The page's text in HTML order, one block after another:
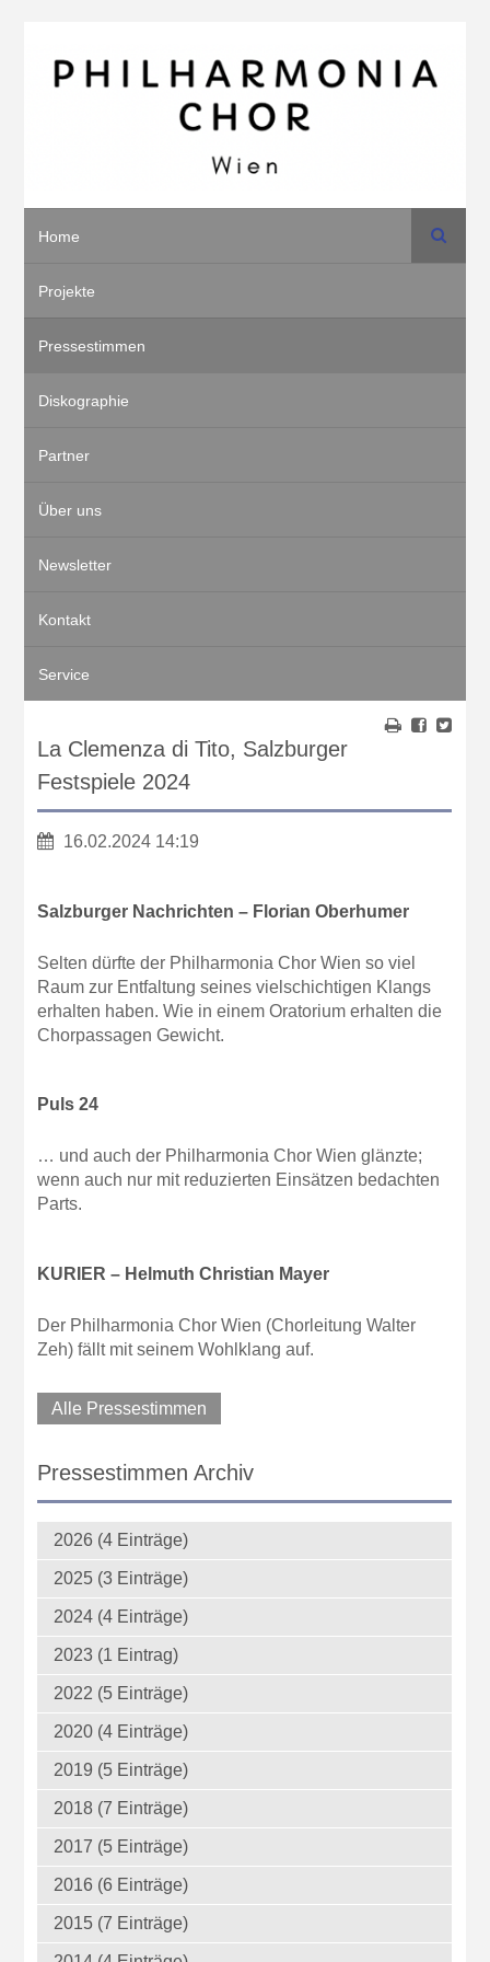
Home
Projekte
Pressestimmen
Diskographie
Partner
Über uns
Newsletter
Kontakt
Service
Suche
La Clemenza di Tito, Salzburger
Festspiele 2024
16.02.2024 14:19
Salzburger Nachrichten – Florian Oberhumer
Selten dürfte der Philharmonia Chor Wien so viel
Raum zur Entfaltung seines vielschichtigen Klangs
erhalten haben. Wie in einem Oratorium erhalten die
Chorpassagen Gewicht.
Puls 24
… und auch der Philharmonia Chor Wien glänzte;
wenn auch nur mit reduzierten Einsätzen bedachten
Parts.
KURIER – Helmuth Christian Mayer
Der Philharmonia Chor Wien (Chorleitung Walter
Zeh) fällt mit seinem Wohlklang auf.
Alle Pressestimmen
Pressestimmen Archiv
2026 (4 Einträge)
2025 (3 Einträge)
2024 (4 Einträge)
2023 (1 Eintrag)
2022 (5 Einträge)
2020 (4 Einträge)
2019 (5 Einträge)
2018 (7 Einträge)
2017 (5 Einträge)
2016 (6 Einträge)
2015 (7 Einträge)